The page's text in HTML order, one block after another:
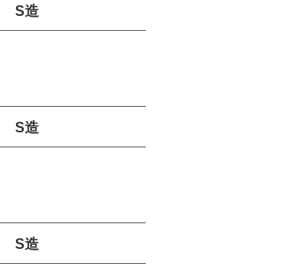
S造
S造
S造